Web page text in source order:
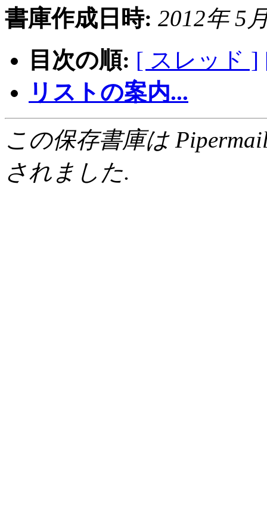
書庫作成日時: 2012年 5
目次の順: [ スレッド ]
リストの案内...
この保存書庫は
されました.